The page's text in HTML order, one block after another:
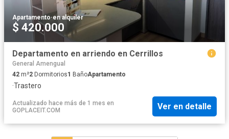
Apartamento·en alquiler
$ 420.000
Departamento en arriendo en Cerrillos
General Amengual
42 m²2 Dormitorios1 BañoApartamento
·Trastero
Actualizado hace más de 1 mes en
GOPLACEIT.COM
Ver en detalle